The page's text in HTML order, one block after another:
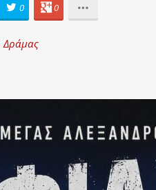
0 0
Δράμας